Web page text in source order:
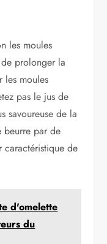
les moules
prolonger la
les moules
pas le jus de
savoureuse de la
beurre par de
caractéristique de
d'omelette
du